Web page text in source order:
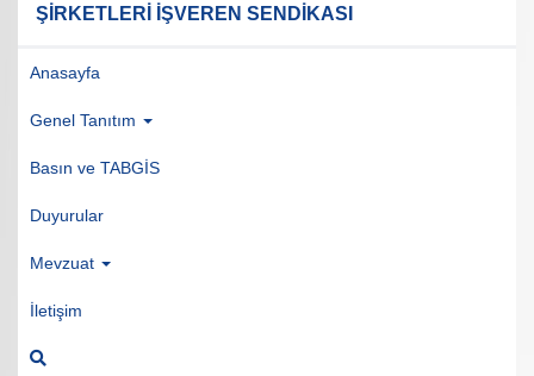
ŞİRKETLERİ İŞVEREN SENDİKASI
Anasayfa
Genel Tanıtım
Basın ve TABGİS
Duyurular
Mevzuat
İletişim